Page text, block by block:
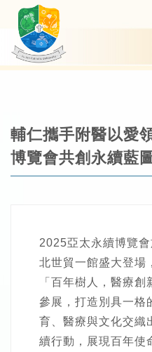
輔仁攜手附醫以愛
博覽會共創永續藍圖
2025亞太永續博覽
北世貿一館盛大登場
「百年樹人，醫療
參展，打造別具一格
育、醫療與文化交織
續行動，展現百年使